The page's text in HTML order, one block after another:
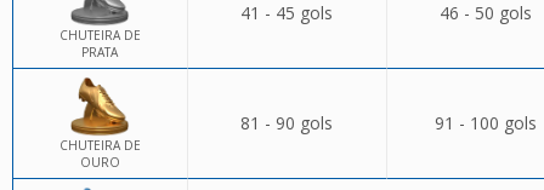
CHUTEIRA DE
PRATA
41 - 45 gols 46 - 50 gols
CHUTEIRA DE
OURO
81 - 90 gols 91 - 100 gols